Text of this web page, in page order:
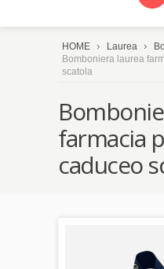
HOME Laurea
Bomboniera laurea
scatola
farmacia
caduceo